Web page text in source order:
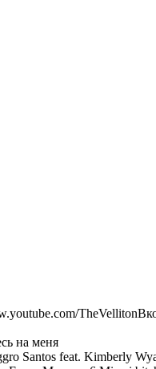
на меня
Santos feat. Kimberly